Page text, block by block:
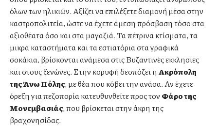
όλων των ηλικιών. Αξίζει να επιλέξετε διαμονή μέσα στην
καστροπολιτεία, ώστε να έχετε άμεση πρόσβαση τόσο στα
αξιοθέατα όσο και στα μαγαζιά. Τα πέτρινα κτίσματα, τα
μικρά καταστήματα και τα εστιατόρια στα γραφικά
σοκάκια, βρίσκονται ανάμεσα στις Βυζαντινές εκκλησίες
και στους ξενώνες. Στην κορυφή δεσπόζει η Ακρόπολη
της Άνω Πόλης, με θέα που κόβει την ανάσα. Αν έχετε
όρεξη για πεζοπορία κατευθυνθείτε προς τον Φάρο της
Μονεμβασιάς, που βρίσκεται στην άκρη της
βραχονησίδας.